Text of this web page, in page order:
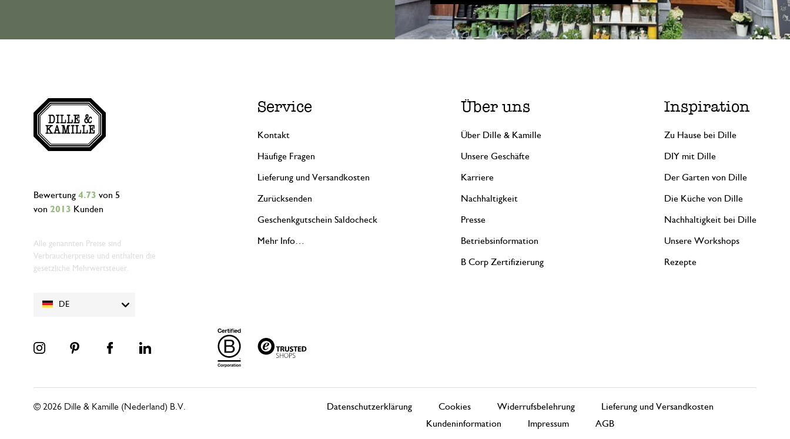
DE
Bewertung 4.73 von 5
von 2013 Kunden
Alle genannten Preise sind
Verbraucherpreise und enthalten die
gesetzliche Mehrwertsteuer.
Service
Kontakt
Häufige Fragen
Lieferung und Versandkosten
Zurücksenden
Geschenkgutschein Saldocheck
Mehr Info…
Über uns
Über Dille & Kamille
Unsere Geschäfte
Karriere
Nachhaltigkeit
Presse
Betriebsinformation
B Corp Zertifizierung
Inspiration
Zu Hause bei Dille
DIY mit Dille
Der Garten von Dille
Die Küche von Dille
Nachhaltigkeit bei Dille
Unsere Workshops
Rezepte
Datenschutzerklärung Cookies Widerrufsbelehrung
Lieferung und Versandkosten
Kundeninformation
Impressum AGB
© 2026 Dille & Kamille (Nederland) B.V.